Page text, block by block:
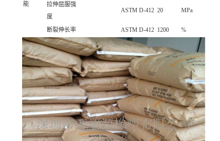
能
拉伸屈服强
度
ASTM D-412 20 MPa
断裂伸长率 ASTM D-412 1200 %